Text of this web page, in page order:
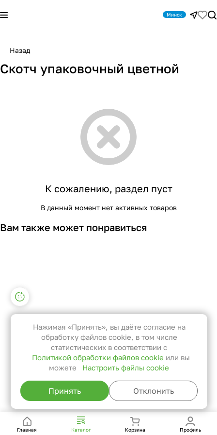
Минск
Назад
Скотч упаковочный цветной
К сожалению, раздел пуст
В данный момент нет активных товаров
Вам также может понравиться
Главная Каталог Корзина Профиль
Настройки файлов cookie
Функциональные
Эти файлы необходимы для
функционирования сайта и не
могут быть отключены в наших
системах. Вы можете настроить
браузер так, чтобы он блокировал
их или уведомлял вас об их
использовании, но в таком случае
сайта не будут работать.
Нажимая «Принять», вы даёте согласие на
обработку файлов cookie, в том числе
статистических в соответствии с
Политикой обработки файлов cookie или вы
можете
Настроить файлы cookie
Принять Отклонить